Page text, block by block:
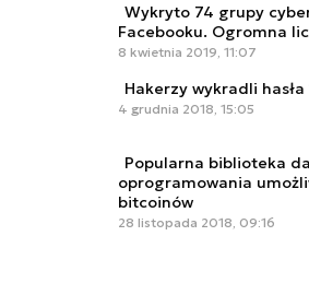
Wykryto 74 grupy
Facebooku. Ogromna
8 kwietnia 2019, 11:07
Hakerzy wykradli
4 grudnia 2018, 15:05
Popularna biblioteka
oprogramowania
bitcoinów
28 listopada 2018, 09:16